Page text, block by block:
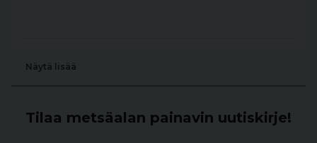
Näytä lisää
Tilaa metsäalan painavin uutiskirje!